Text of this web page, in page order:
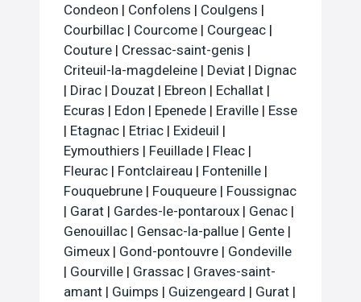
Condeon | Confolens | Coulgens |
Courbillac | Courcome | Courgeac |
Couture | Cressac-saint-genis |
Criteuil-la-magdeleine | Deviat | Dignac
| Dirac | Douzat | Ebreon | Echallat |
Ecuras | Edon | Epenede | Eraville | Esse
| Etagnac | Etriac | Exideuil |
Eymouthiers | Feuillade | Fleac |
Fleurac | Fontclaireau | Fontenille |
Fouquebrune | Fouqueure | Foussignac
| Garat | Gardes-le-pontaroux | Genac |
Genouillac | Gensac-la-pallue | Gente |
Gimeux | Gond-pontouvre | Gondeville
| Gourville | Grassac | Graves-saint-
amant | Guimps | Guizengeard | Gurat |